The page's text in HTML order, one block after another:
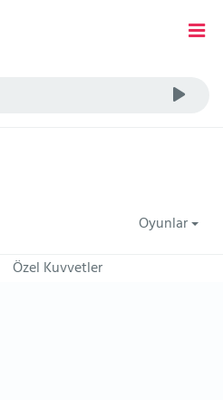
Oyunlar
Özel Kuvvetler